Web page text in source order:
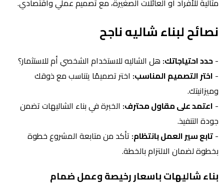
نصائح لبناء شاليه ناجح
-حدد احتياجاتك: هل الشاليه للاستخدام الشخصي أم للاستثمار؟
- اختر التصميم المناسب: اختر تصميمًا يتناسب مع ذوقك
وميزانيتك.
- اعتمد على مقاول محترف: الخبرة في بناء الشاليهات تضمن
جودة التنفيذ.
-تابع سير العمل بانتظام: تأكد من متابعة المشروع خطوة
بخطوة لضمان الالتزام بالخطة.
بناء شاليهات باسعار رخيصة وعمل ضمام